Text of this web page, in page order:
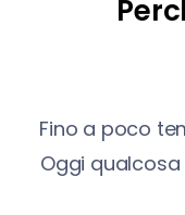
Fino a poco
Oggi